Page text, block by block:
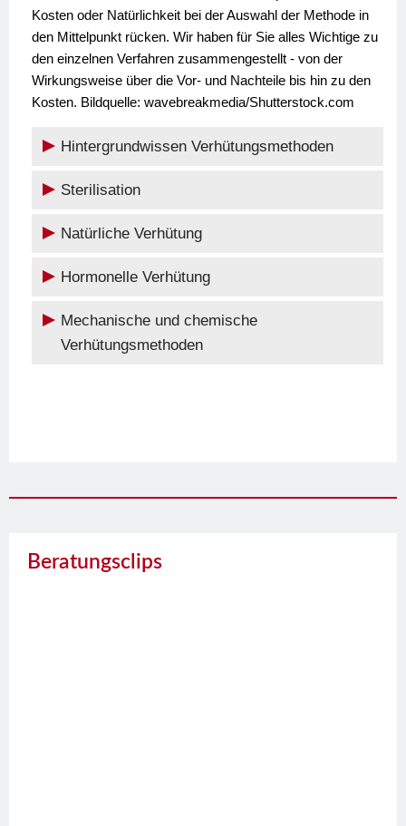
Kosten oder Natürlichkeit bei der Auswahl der Methode in
den Mittelpunkt rücken. Wir haben für Sie alles Wichtige zu
den einzelnen Verfahren zusammengestellt - von der
Wirkungsweise über die Vor- und Nachteile bis hin zu den
Kosten. Bildquelle: wavebreakmedia/Shutterstock.com
Hintergrundwissen Verhütungsmethoden
Sterilisation
Natürliche Verhütung
Hormonelle Verhütung
Mechanische und chemische
Verhütungsmethoden
Beratungsclips